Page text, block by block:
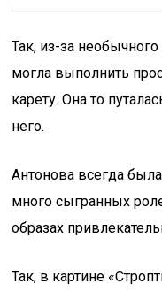
Так, из-за
могла выполнить
карету. Она то
него.
Антонова всегда
много сыгранных
образах
Так, в картине